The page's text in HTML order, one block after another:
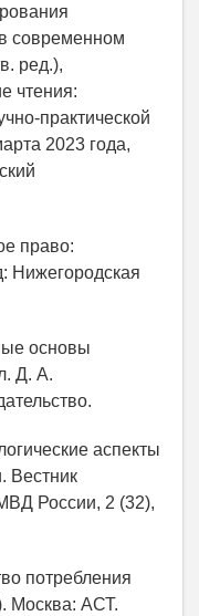
современном
ред.),
чтения:
практической
2023 года,
право:
Нижегородская
основы
Д. А.
аспекты
Вестник
России, 2 (32),
потребления
Москва: АСТ.